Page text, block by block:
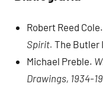
Robert Reed Cole.
Spirit. The Butler
Michael Preble.
Drawings, 1934-